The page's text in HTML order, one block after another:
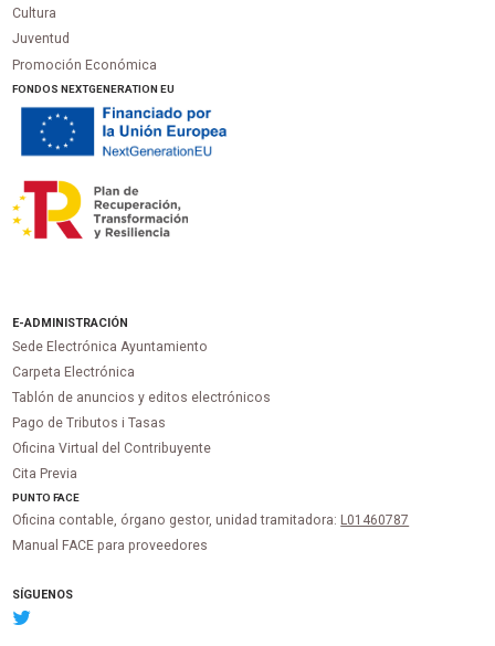
Cultura
Juventud
Promoción Económica
FONDOS NEXTGENERATION EU
E-ADMINISTRACIÓN
Sede Electrónica Ayuntamiento
Carpeta Electrónica
Tablón de anuncios y editos electrónicos
Pago de Tributos i Tasas
Oficina Virtual del Contribuyente
Cita Previa
PUNTOFACE
Oficina contable, órgano gestor, unidad tramitadora: L01460787
Manual FACE para proveedores
SÍGUENOS